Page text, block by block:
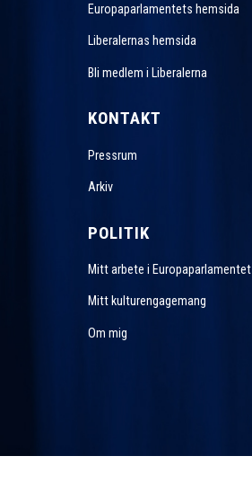
Europaparlamentets hemsida
Liberalernas hemsida
Bli medlem i Liberalerna
KONTAKT
Pressrum
Arkiv
POLITIK
Mitt arbete i Europaparlamentet
Mitt kulturengagemang
Om mig